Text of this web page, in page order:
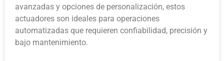
avanzadas y opciones de personalización, estos
actuadores son ideales para operaciones
automatizadas que requieren confiabilidad, precisión y
bajo mantenimiento.